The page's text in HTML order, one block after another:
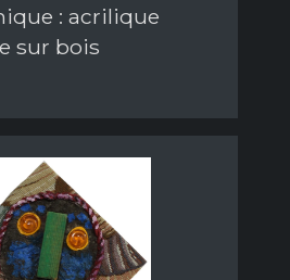
: acrilique
sur bois